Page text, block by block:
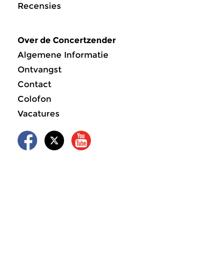
Recensies
Over de Concertzender
Algemene Informatie
Ontvangst
Contact
Colofon
Vacatures